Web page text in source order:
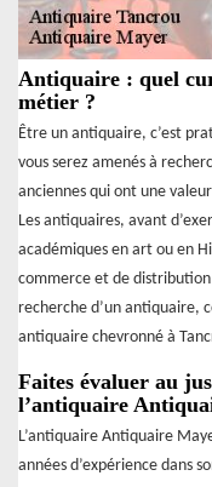
Antiquaire : quel
métier ?
Être un antiquaire, c’est
vous serez amenés à
anciennes qui ont une
Les antiquaires, avant
académiques en art ou en
commerce et de distribution
recherche d’un antiquaire,
antiquaire chevronné à
Faites évaluer au
l’antiquaire
L’antiquaire Antiquaire
années d’expérience dans